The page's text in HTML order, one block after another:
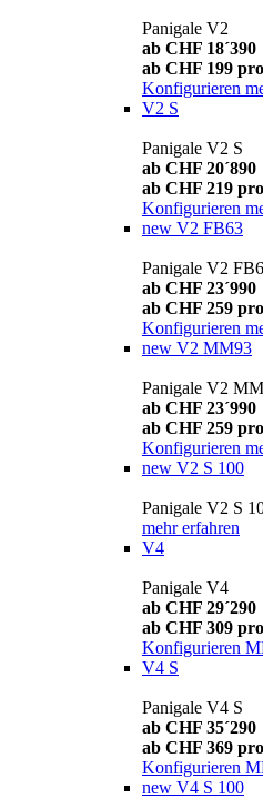
Panigale V2
ab CHF 18´390
ab CHF 199
Konfigurieren
V2 S
Panigale V2 S
ab CHF 20´890
ab CHF 219
Konfigurieren
new V2 FB63
Panigale V2
ab CHF 23´990
ab CHF 259
Konfigurieren
new V2 MM93
Panigale V2
ab CHF 23´990
ab CHF 259
Konfigurieren
new V2 S 100
Panigale V2 S
mehr erfahren
V4
Panigale V4
ab CHF 29´290
ab CHF 309
Konfigurieren
V4 S
Panigale V4 S
ab CHF 35´290
ab CHF 369
Konfigurieren
new V4 S 100